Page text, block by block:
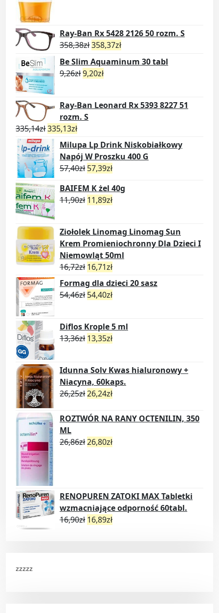
Ray-Ban Rx 5428 2126 50 rozm. S
358,38zł358,37zł
Be Slim Aquaminum 30 tabl
9,26zł9,20zł
Ray-Ban Leonard Rx 5393 8227 51
rozm. S
335,14zł335,13zł
Milupa Lp Drink Niskobiałkowy
Napój W Proszku 400 G
57,40zł 57,39zł
BAIFEM K żel 40g
11,90zł 11,89zł
Ziołolek Linomag Linomag Sun
Krem Promieniochronny Dla Dzieci I
Niemowląt 50ml
16,72zł 16,71zł
Formag dla dzieci 20 sasz
54,46zł 54,40zł
Diflos Krople 5 ml
13,36zł 13,35zł
Idunna Solv Kwas hialuronowy +
Niacyna, 60kaps.
26,25zł26,24zł
ROZTWÓR NA RANY OCTENILIN, 350
ML
26,86zł26,80zł
RENOPUREN ZATOKI MAX Tabletki
wzmacniające odporność 60tabl.
16,90zł 16,89zł
zzzzz